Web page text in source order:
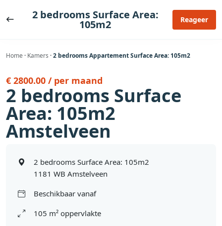
naar
2 bedrooms Surface Area:
105m2 Reageer
Home · Kamers ·2 bedrooms Appartement Surface Area: 105m2
€ 2800.00 / per maand
2 bedrooms Surface
Area: 105m2
Amstelveen
2 bedrooms Surface Area: 105m2
1181 WB Amstelveen
Beschikbaar vanaf
105 m² oppervlakte